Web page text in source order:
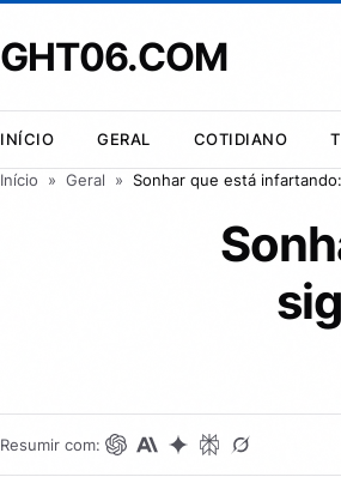
GHT06.COM
INÍCIO GERAL COTIDIANO
Início » Geral » Sonhar que está
Resumir com: